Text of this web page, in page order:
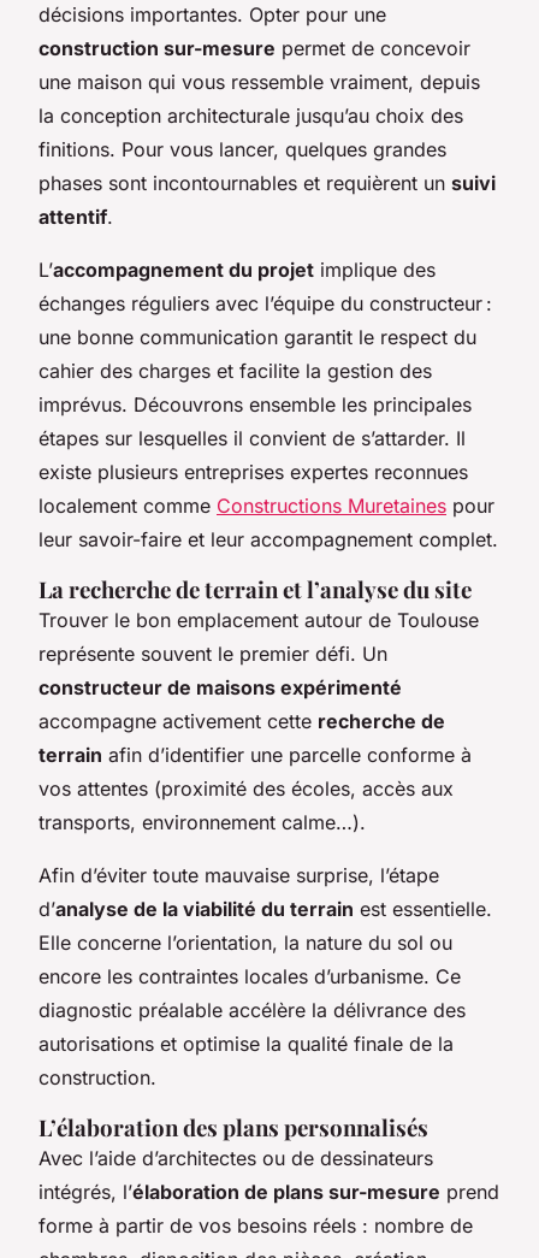
décisions importantes. Opter pour une
construction sur-mesure permet de concevoir
une maison qui vous ressemble vraiment, depuis
la conception architecturale jusqu’au choix des
finitions. Pour vous lancer, quelques grandes
phases sont incontournables et requièrent un suivi
attentif.
L’accompagnement du projet implique des
échanges réguliers avec l’équipe du constructeur :
une bonne communication garantit le respect du
cahier des charges et facilite la gestion des
imprévus. Découvrons ensemble les principales
étapes sur lesquelles il convient de s’attarder. Il
existe plusieurs entreprises expertes reconnues
localement comme Constructions Muretaines pour
leur savoir-faire et leur accompagnement complet.
La recherche de terrain et l’analyse du site
Trouver le bon emplacement autour de Toulouse
représente souvent le premier défi. Un
constructeur de maisons expérimenté
accompagne activement cette recherche de
terrain afin d’identifier une parcelle conforme à
vos attentes (proximité des écoles, accès aux
transports, environnement calme…).
Afin d’éviter toute mauvaise surprise, l’étape
d’analyse de la viabilité du terrain est essentielle.
Elle concerne l’orientation, la nature du sol ou
encore les contraintes locales d’urbanisme. Ce
diagnostic préalable accélère la délivrance des
autorisations et optimise la qualité finale de la
construction.
L’élaboration des plans personnalisés
Avec l’aide d’architectes ou de dessinateurs
intégrés, l’élaboration de plans sur-mesure prend
forme à partir de vos besoins réels : nombre de